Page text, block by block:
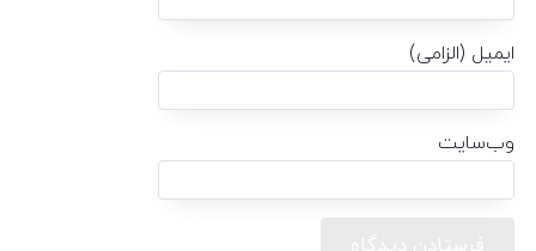
ایمیل (الزامی)
وب‌سایت